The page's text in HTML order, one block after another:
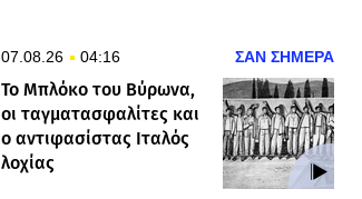
07.08.26 04:16 ΣΑΝ ΣΗΜΕΡΑ
Το Μπλόκο του Βύρωνα,
οι ταγματασφαλίτες και
ο αντιφασίστας Ιταλός
λοχίας